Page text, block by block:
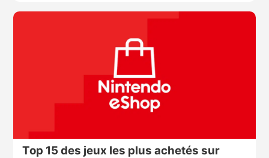
Top 15 des jeux les plus achetés sur